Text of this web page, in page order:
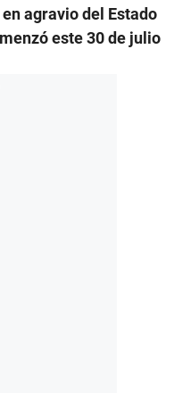
agravio del Estado
este 30 de julio